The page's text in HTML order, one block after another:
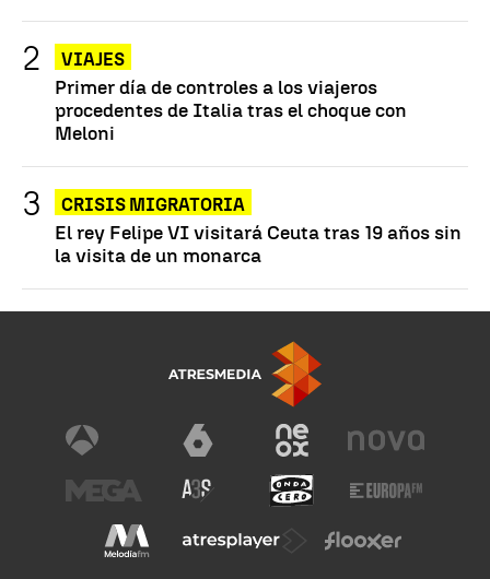
VIAJES
Primer día de controles a los viajeros
procedentes de Italia tras el choque con
Meloni
CRISIS MIGRATORIA
El rey Felipe VI visitará Ceuta tras 19 años sin
la visita de un monarca